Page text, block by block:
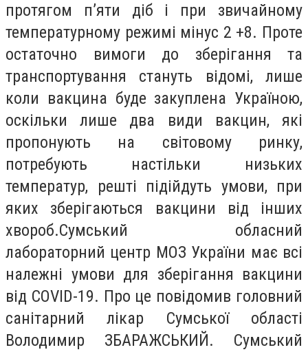
протягом п’яти діб і при звичайному
температурному режимі мінус 2 +8. Проте
остаточно вимоги до зберігання та
транспортування стануть відомі, лише
коли вакцина буде закуплена Україною,
оскільки лише два види вакцин, які
пропонують на світовому ринку,
потребують настільки низьких
температур, решті підійдуть умови, при
яких зберігаються вакцини від інших
хвороб.Сумський обласний
лабораторний центр МОЗ України має всі
належні умови для зберігання вакцини
від COVID-19. Про це повідомив головний
санітарний лікар Сумської області
Володимир ЗБАРАЖСЬКИЙ. Сумський